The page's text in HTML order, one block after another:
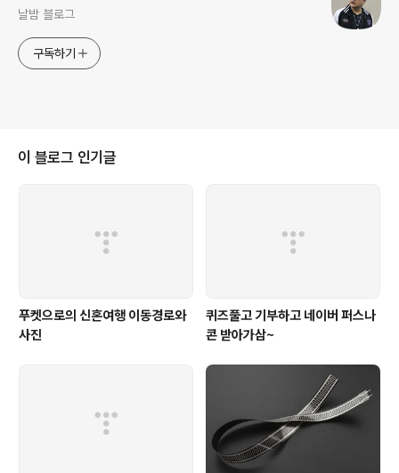
날밤 블로그
구독하기
이 블로그 인기글
푸켓으로의 신혼여행 이동경로와
사진
퀴즈풀고 기부하고 네이버 퍼스나
콘 받아가삼~